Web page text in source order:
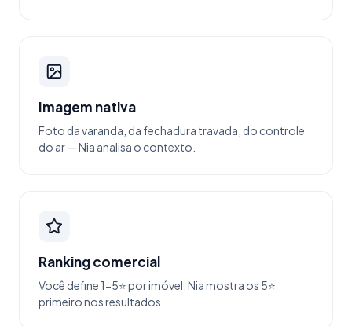
Imagem nativa
Foto da varanda, da fechadura travada, do controle
do ar — Nia analisa o contexto.
Ranking comercial
Você define 1-5⭐ por imóvel. Nia mostra os 5⭐
primeiro nos resultados.